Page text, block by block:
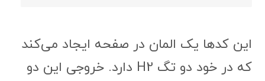
این کدها یک المان در صفحه ایجاد می‌کند
که در خود دو تگ H2 دارد. خروجی این دو